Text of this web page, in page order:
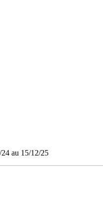
au 15/12/25